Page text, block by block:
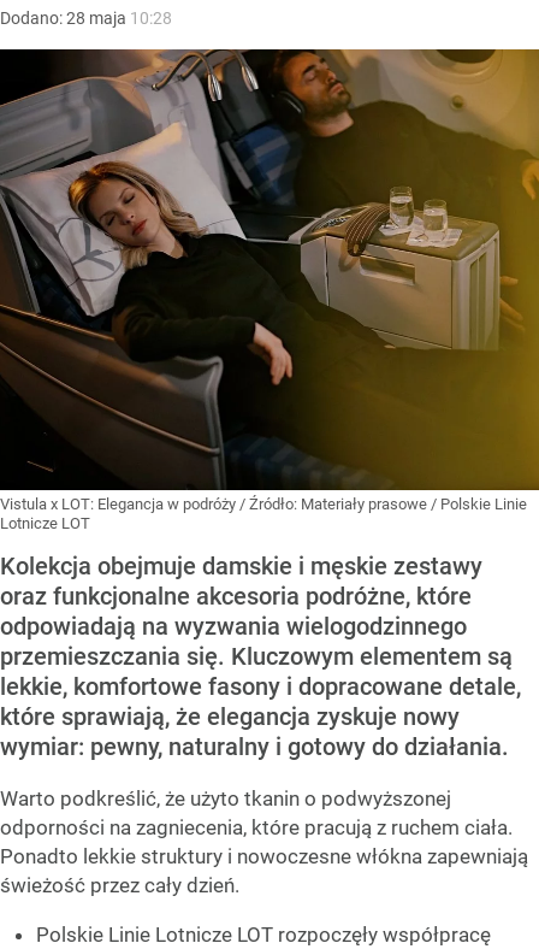
Dodano:28 maja 10:28
Vistula x LOT: Elegancja w podróży / Źródło: Materiały prasowe / Polskie Linie
Lotnicze LOT
Kolekcja obejmuje damskie i męskie zestawy
oraz funkcjonalne akcesoria podróżne, które
odpowiadają na wyzwania wielogodzinnego
przemieszczania się. Kluczowym elementem są
lekkie, komfortowe fasony i dopracowane detale,
które sprawiają, że elegancja zyskuje nowy
wymiar: pewny, naturalny i gotowy do działania.
Warto podkreślić, że użyto tkanin o podwyższonej
odporności na zagniecenia, które pracują z ruchem ciała.
Ponadto lekkie struktury i nowoczesne włókna zapewniają
świeżość przez cały dzień.
Polskie Linie Lotnicze LOT rozpoczęły współpracę